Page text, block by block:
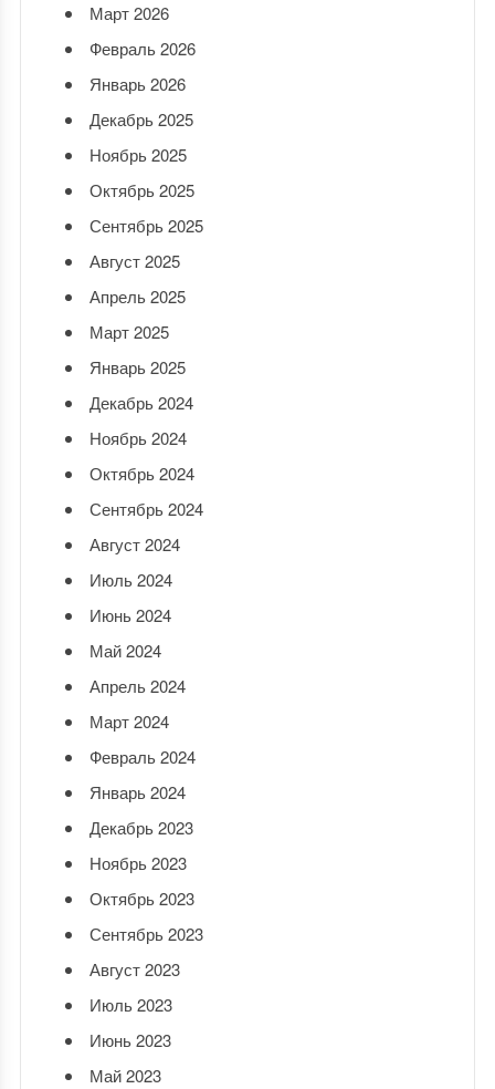
Март 2026
Февраль 2026
Январь 2026
Декабрь 2025
Ноябрь 2025
Октябрь 2025
Сентябрь 2025
Август 2025
Апрель 2025
Март 2025
Январь 2025
Декабрь 2024
Ноябрь 2024
Октябрь 2024
Сентябрь 2024
Август 2024
Июль 2024
Июнь 2024
Май 2024
Апрель 2024
Март 2024
Февраль 2024
Январь 2024
Декабрь 2023
Ноябрь 2023
Октябрь 2023
Сентябрь 2023
Август 2023
Июль 2023
Июнь 2023
Май 2023